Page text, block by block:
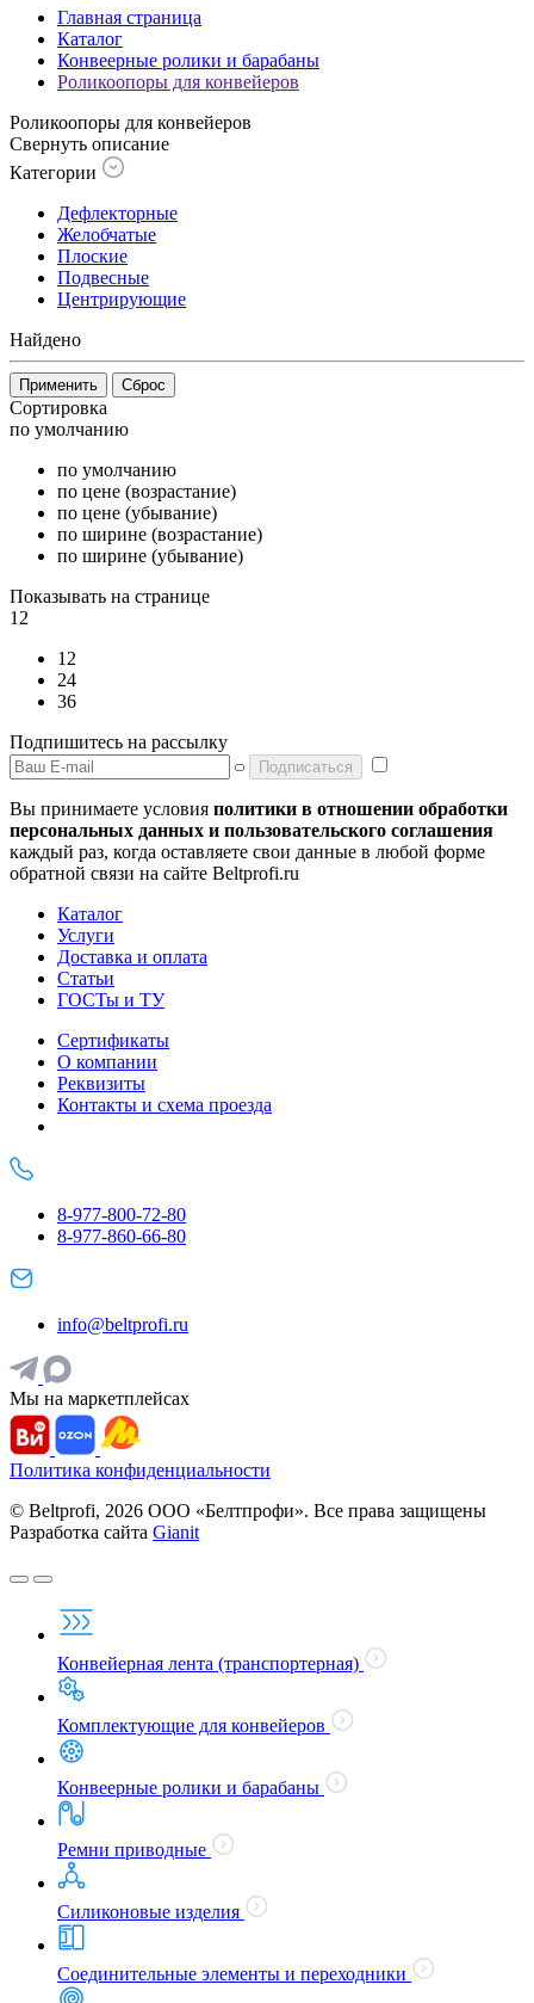
Главная страница
Каталог
Конвеерные ролики и барабаны
Роликоопоры для конвейеров
Роликоопоры для конвейеров
Свернуть описание
Категории
Дефлекторные
Желобчатые
Плоские
Подвесные
Центрирующие
Найдено
Сортировка
по умолчанию
по умолчанию
по цене (возрастание)
по цене (убывание)
по ширине (возрастание)
по ширине (убывание)
Показывать на странице
12
12
24
36
Подпишитесь на рассылку
Подписаться
Вы принимаете условия политики в отношении обработки
персональных данных и пользовательского соглашения
каждый раз, когда оставляете свои данные в любой форме
обратной связи на сайте Beltprofi.ru
Каталог
Услуги
Доставка и оплата
Статьи
ГОСТы и ТУ
Сертификаты
О компании
Реквизиты
Контакты и схема проезда
8-977-800-72-80
8-977-860-66-80
info@beltprofi.ru
Мы на маркетплейсах
Политика конфиденциальности
© Beltprofi, 2026 ООО «Белтпрофи». Все права защищены
Разработка сайта Gianit
Конвейерная лента (транспортерная)
Комплектующие для конвейеров
Конвеерные ролики и барабаны
Ремни приводные
Силиконовые изделия
Соединительные элементы и переходники